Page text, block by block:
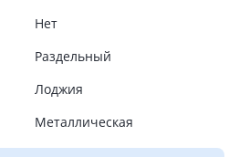
Нет
Раздельный
Лоджия
Металлическая